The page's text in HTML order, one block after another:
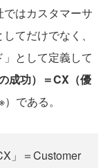
はカスタマーサ
てだけでなく、
として定義して
成功）＝CX（優
）である。
」＝Customer